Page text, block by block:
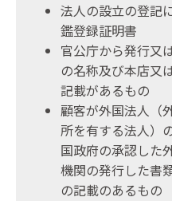
法人の設立の登記
鑑登録証明書
官公庁から発行又
の名称及び本店又
記載があるもの
顧客が外国法人（
所を有する法人）
国政府の承認した
機関の発行した書
の記載のあるもの